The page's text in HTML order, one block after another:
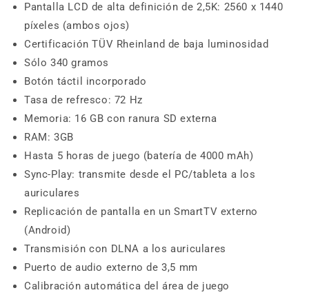
Pantalla LCD de alta definición de 2,5K: 2560 x 1440
píxeles (ambos ojos)
Certificación TÜV Rheinland de baja luminosidad
Sólo 340 gramos
Botón táctil incorporado
Tasa de refresco: 72 Hz
Memoria: 16 GB con ranura SD externa
RAM: 3GB
Hasta 5 horas de juego (batería de 4000 mAh)
Sync-Play: transmite desde el PC/tableta a los
auriculares
Replicación de pantalla en un SmartTV externo
(Android)
Transmisión con DLNA a los auriculares
Puerto de audio externo de 3,5 mm
Calibración automática del área de juego